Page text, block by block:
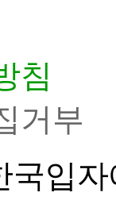
침
거부
국입